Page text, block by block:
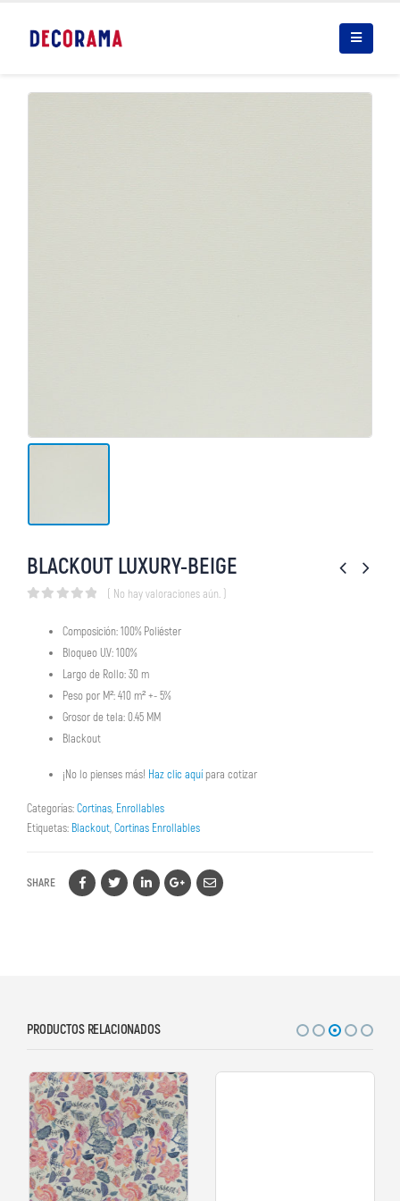
BLACKOUT LUXURY-BEIGE
( No hay valoraciones aún. )
Composición: 100% Poliéster
Bloqueo U.V: 100%
Largo de Rollo: 30 m
Peso por M²: 410 m² +- 5%
Grosor de tela: 0.45 MM
Blackout
¡No lo pienses más! Haz clic aquípara cotizar
Categorías:Cortinas, Enrollables
Etiquetas: Blackout,Cortinas Enrollables
SHARE
PRODUCTOS RELACIONADOS